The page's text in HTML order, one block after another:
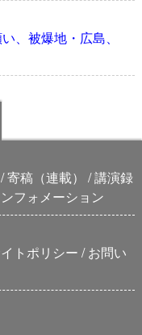
、被爆地・広島、
寄稿（連載）
講演録
フォメーション
トポリシー
お問い